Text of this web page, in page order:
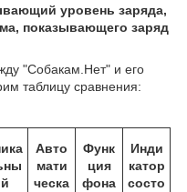
уровень заряда,
показывающего заряд
"Собакам.Нет" и его
таблицу сравнения:
й
Авто
мати
ческа
Функ
ция
фона
Инди
катор
состо